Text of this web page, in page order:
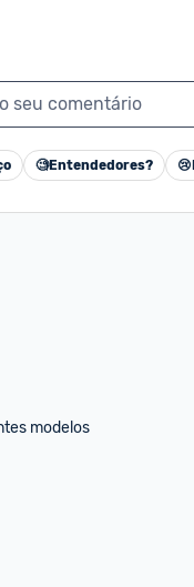
seu comentário
🧐Entendedores? 😢
modelos